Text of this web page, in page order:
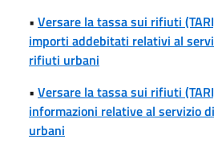
• Versare la tassa sui rifiuti
importi addebitati relativi al
rifiuti urbani
• Versare la tassa sui rifiuti
informazioni relative al servizio
urbani